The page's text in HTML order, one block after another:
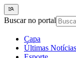
Buscar no portal
Capa
Últimas Notícias